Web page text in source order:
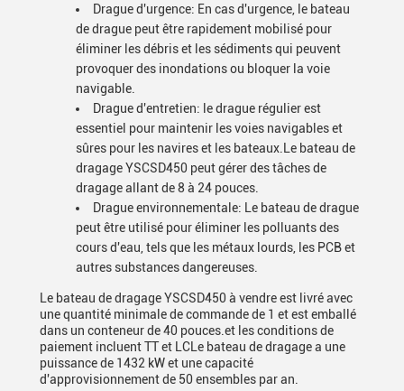
Drague d'urgence: En cas d'urgence, le bateau
de drague peut être rapidement mobilisé pour
éliminer les débris et les sédiments qui peuvent
provoquer des inondations ou bloquer la voie
navigable.
Drague d'entretien: le drague régulier est
essentiel pour maintenir les voies navigables et
sûres pour les navires et les bateaux.Le bateau de
dragage YSCSD450 peut gérer des tâches de
dragage allant de 8 à 24 pouces.
Drague environnementale: Le bateau de drague
peut être utilisé pour éliminer les polluants des
cours d'eau, tels que les métaux lourds, les PCB et
autres substances dangereuses.
Le bateau de dragage YSCSD450 à vendre est livré avec
une quantité minimale de commande de 1 et est emballé
dans un conteneur de 40 pouces.et les conditions de
paiement incluent TT et LCLe bateau de dragage a une
puissance de 1432 kW et une capacité
d'approvisionnement de 50 ensembles par an.